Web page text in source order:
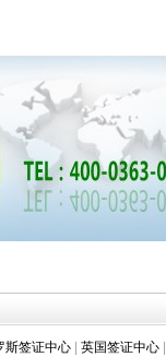
斯签证中心 英国签证中心